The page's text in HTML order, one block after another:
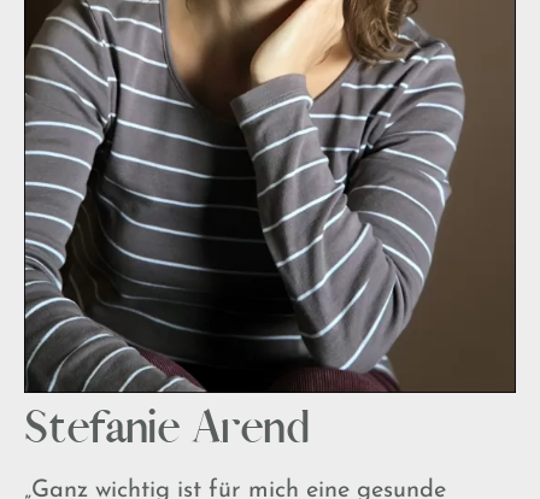
Stefanie Arend
„Ganz wichtig ist für mich eine gesunde